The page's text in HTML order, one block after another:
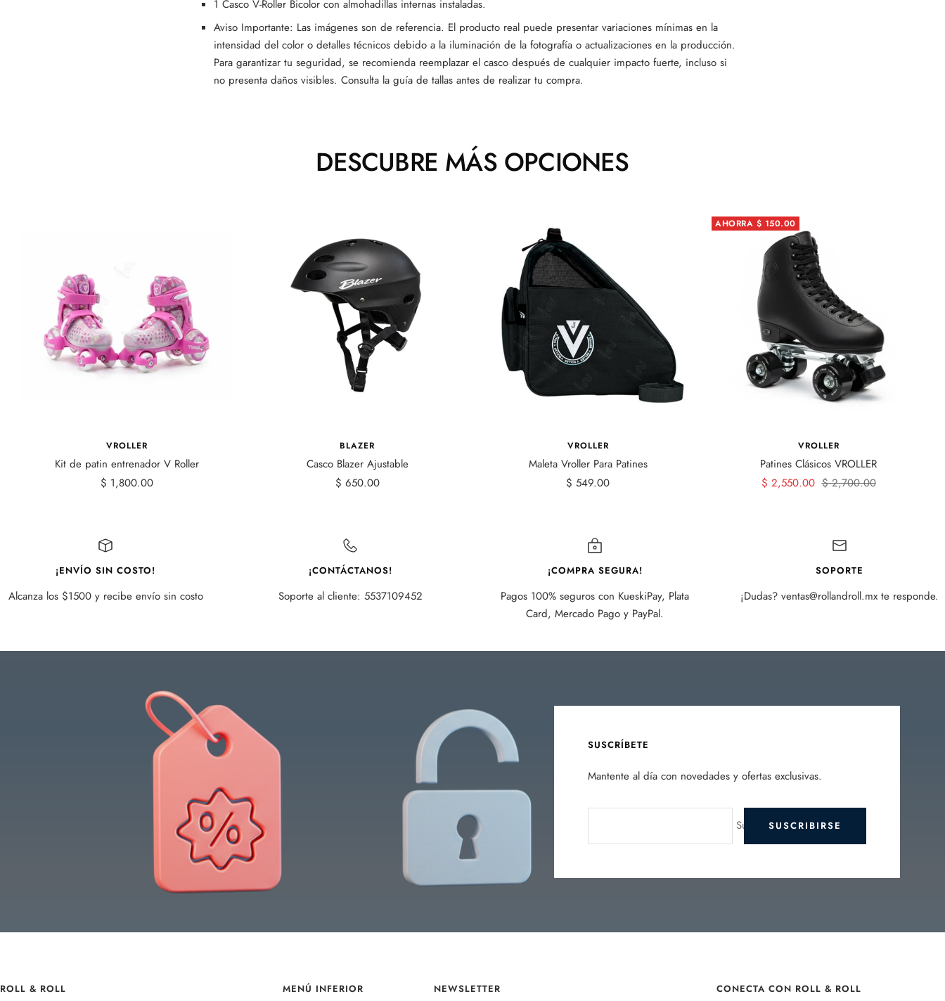
1 Casco V-Roller Bicolor con almohadillas internas instaladas.
Aviso Importante: Las imágenes son de referencia. El producto real puede presentar variaciones mínimas en la
intensidad del color o detalles técnicos debido a la iluminación de la fotografía o actualizaciones en la producción.
Para garantizar tu seguridad, se recomienda reemplazar el casco después de cualquier impacto fuerte, incluso si
no presenta daños visibles. Consulta la guía de tallas antes de realizar tu compra.
DESCUBRE MÁS OPCIONES
VROLLER
Kit de patin entrenador V Roller
Precio
$ 1,800.00
BLAZER
Casco Blazer Ajustable
Precio
$ 650.00
VROLLER
Maleta Vroller Para Patines
Precio
$ 549.00
AHORRA $ 150.00
VROLLER
Patines Clásicos VROLLER
Precio
$ 2,550.00 Precio
$ 2,700.00
¡ENVÍO SIN COSTO!
Alcanza los $1500 y recibe envío sin costo
¡CONTÁCTANOS!
Soporte al cliente: 5537109452
¡COMPRA SEGURA!
Pagos 100% seguros con KueskiPay, Plata
Card, Mercado Pago y PayPal.
SOPORTE
¡Dudas? ventas@rollandroll.mx te responde.
SUSCRÍBETE
Mantente al día con novedades y ofertas exclusivas.
Su e-mailSUSCRIBIRSE
ROLL & ROLL MENÚ INFERIOR NEWSLETTER CONECTA CON ROLL & ROLL